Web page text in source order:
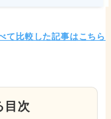
て比較した記事はこちら
目次